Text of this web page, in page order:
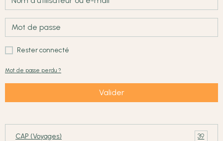
Rester connecté
Mot de passe perdu ?
Valider
CAP (Voyages) 39